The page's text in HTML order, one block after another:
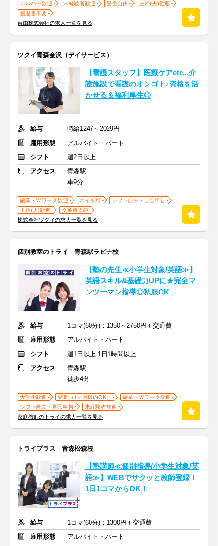
シルバー歓迎 未経験者歓迎 髪色自由
主婦(夫)歓迎
履歴書不要
台由株式会社の求人一覧を見る
ツクイ青森金沢（デイサービス）
【看護スタッフ】医療ケアetc...介
護施設で看護のオシゴト♪資格を活
かせる＆福利厚生◎
給与
時給1247～2029円
雇用形態
アルバイト・パート
シフト
週2日以上
アクセス
青森駅
車9分
副業・Ｗワーク歓迎 ネイル可
シフト自由・自己申告
主婦(夫)歓迎
交通費支給
株式会社ツクイの求人一覧を見る
個別教室のトライ 青森駅ラビナ校
【塾の先生≪小学生対象/英語≫】
英語スキル&基礎力UPに★完全マ
ンツーマン指導◎私服OK
給与
1コマ(60分)：1350～2750円＋交通費
雇用形態
アルバイト・パート
シフト
週1日以上 1日1時間以上
アクセス
青森駅
徒歩4分
大学生歓迎 短期（1ヶ月以内OK）
副業・Ｗワーク歓迎
シフト自由・自己申告
未経験者歓迎
家庭教師のトライの求人一覧を見る
トライプラス 青森松森校
【塾講師≪個別指導/小学生対象/英
語≫】WEBでサクッと教師登録！
1日1コマからOK！
給与
1コマ(60分)：1300円＋交通費
雇用形態
アルバイト・パート